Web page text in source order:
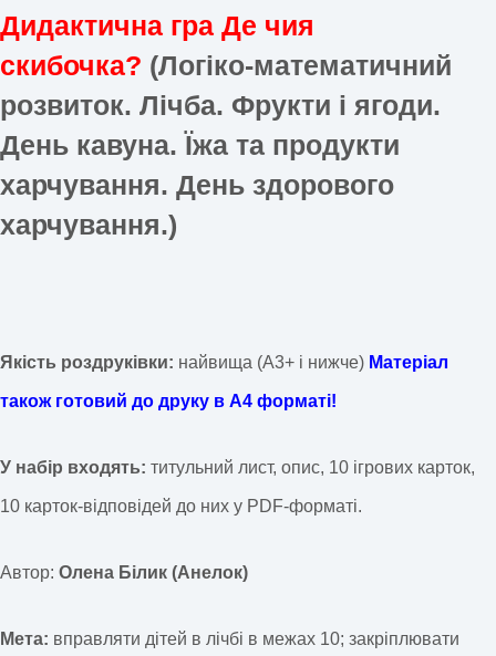
Дидактична гра Де чия
скибочка? (Логіко-математичний
розвиток. Лічба. Фрукти і ягоди.
День кавуна. Їжа та продукти
харчування. День здорового
харчування.)
Якість роздруківки: найвища (А3+ і нижче) Матеріал
також готовий до друку в А4 форматі!
У набір входять: титульний лист, опис, 10 ігрових карток,
10 карток-відповідей до них у PDF-форматі.
Автор: Олена Білик (Анелок)
Мета: вправляти дітей в лічбі в межах 10; закріплювати